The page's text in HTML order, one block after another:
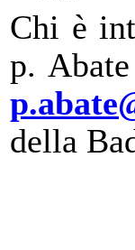
Chi è
p. Abate
della